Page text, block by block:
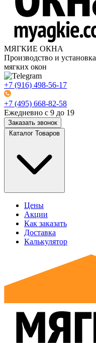
МЯГКИЕ ОКНА
Производство и установка
мягких окон
+7 (916) 498-56-17
+7 (495) 668-82-58
Ежедневно с 9 до 19
Заказать звонок
Каталог Товаров
Цены
Акции
Как заказать
Доставка
Калькулятор